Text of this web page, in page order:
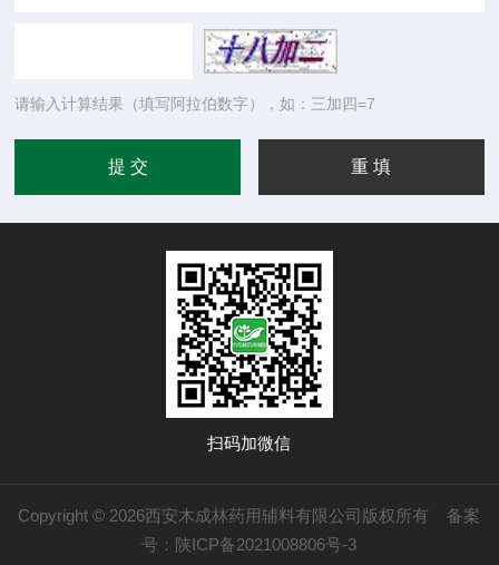
请输入计算结果（填写阿拉伯数字），如：三加四=7
扫码加微信
Copyright © 2026西安木成林药用辅料有限公司版权所有 备案
号：陕ICP备2021008806号-3